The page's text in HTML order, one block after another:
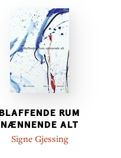
BLAFFENDE RUM
NÆNNENDE ALT
Signe Gjessing